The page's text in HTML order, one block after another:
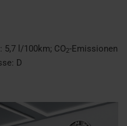
5,7 l/100km; CO2-Emissionen
D